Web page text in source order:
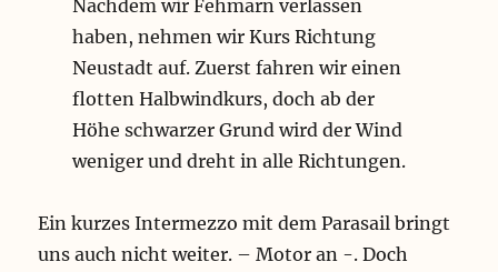
Nachdem wir Fehmarn verlassen
haben, nehmen wir Kurs Richtung
Neustadt auf. Zuerst fahren wir einen
flotten Halbwindkurs, doch ab der
Höhe schwarzer Grund wird der Wind
weniger und dreht in alle Richtungen.
Ein kurzes Intermezzo mit dem Parasail bringt
uns auch nicht weiter. – Motor an -. Doch